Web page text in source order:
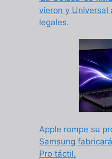
vieron y Universal
legales.
Apple rompe su
Samsung
Pro táctil.